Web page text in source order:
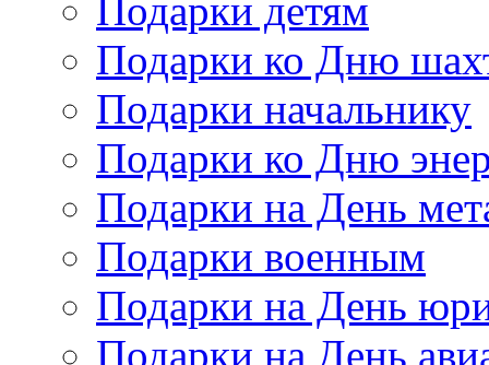
Подарки детям
Подарки ко Дню
Подарки начальнику
Подарки ко Дню
Подарки на День
Подарки военным
Подарки на День
Подарки на День